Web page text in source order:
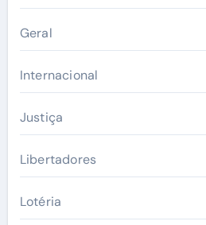
Geral
Internacional
Justiça
Libertadores
Lotéria